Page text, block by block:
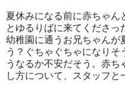
夏休みになる前に赤ちゃん
とゆるりばに来てくださっ
幼稚園に通うお兄ちゃんが
う？ぐちゃぐちゃになり
うなるか不安だそう。赤
し方について、スタッフと